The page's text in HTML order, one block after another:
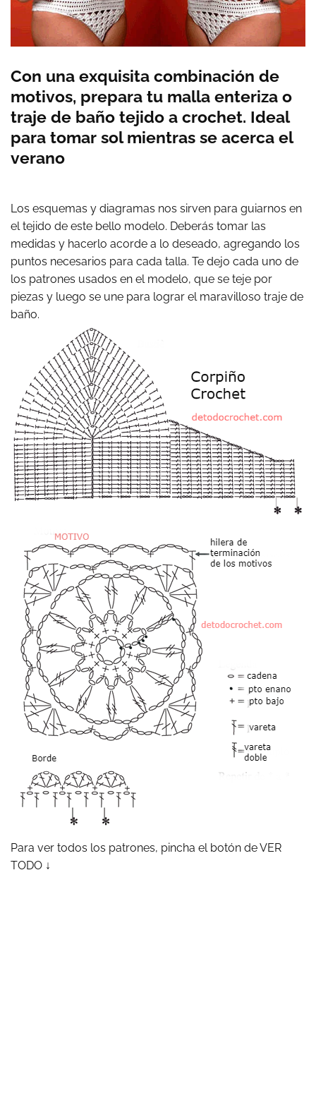
Con una exquisita combinación de
motivos, prepara tu malla enteriza o
traje de baño tejido a crochet. Ideal
para tomar sol mientras se acerca el
verano
Los esquemas y diagramas nos sirven para guiarnos en
el tejido de este bello modelo. Deberás tomar las
medidas y hacerlo acorde a lo deseado, agregando los
puntos necesarios para cada talla. Te dejo cada uno de
los patrones usados en el modelo, que se teje por
piezas y luego se une para lograr el maravilloso traje de
baño.
Para ver todos los patrones, pincha el botón de VER
TODO ↓